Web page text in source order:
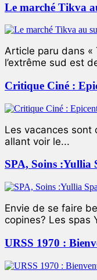
Le marché Tikva
Article paru dans «
l’extrême sud est
Critique Ciné :
Les vacances sont
allant voir le...
SPA, Soins :Yullia
Envie de se faire
copines? Les spas
URSS 1970 :